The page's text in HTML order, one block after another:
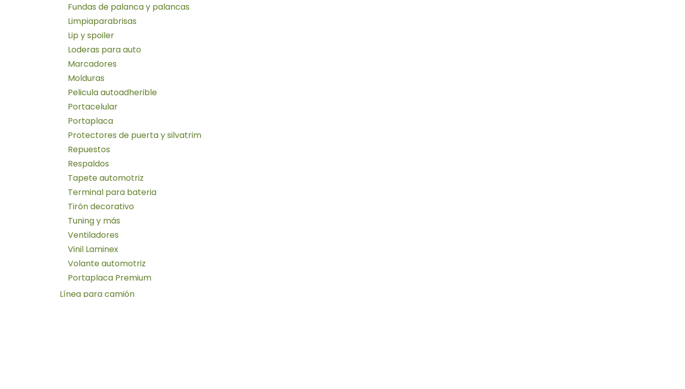
Fundas de palanca y palancas
Limpiaparabrisas
Lip y spoiler
Loderas para auto
Marcadores
Molduras
Pelicula autoadherible
Portacelular
Portaplaca
Protectores de puerta y silvatrim
Repuestos
Respaldos
Tapete automotriz
Terminal para bateria
Tirón decorativo
Tuning y más
Ventiladores
Vinil Laminex
Volante automotriz
Portaplaca Premium
Línea para camión